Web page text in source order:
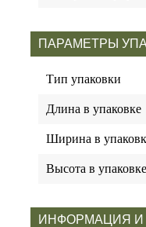
ПАРАМЕТРЫ
Тип упаковки
Длина в упаковке
Ширина в
Высота в упаковке
ИНФОРМАЦИЯ И